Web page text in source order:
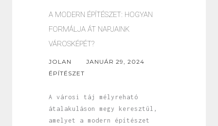
A MODERN ÉPÍTÉSZET: HOGYAN
FORMÁLJA ÁT NAPJAINK
VÁROSKÉPÉT?
JOLAN
JANUÁR 29, 2024
ÉPÍTÉSZET
A városi táj mélyreható
átalakuláson megy keresztül,
amelyet a modern építészet